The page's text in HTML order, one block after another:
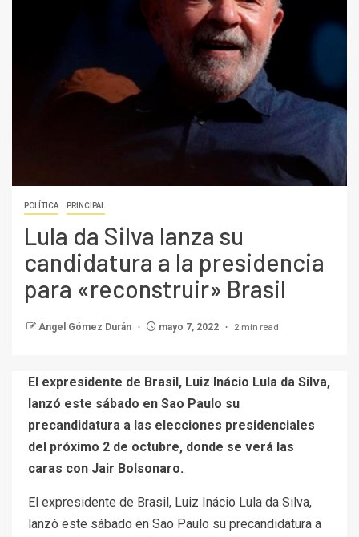
POLÍTICA PRINCIPAL
Lula da Silva lanza su
candidatura a la presidencia
para «reconstruir» Brasil
Angel Gómez Durán mayo 7, 2022 2 min read
El expresidente de Brasil, Luiz Inácio Lula da Silva,
lanzó este sábado en Sao Paulo su
precandidatura a las elecciones presidenciales
del próximo 2 de octubre, donde se verá las
caras con Jair Bolsonaro.
El expresidente de Brasil, Luiz Inácio Lula da Silva,
lanzó este sábado en Sao Paulo su precandidatura a